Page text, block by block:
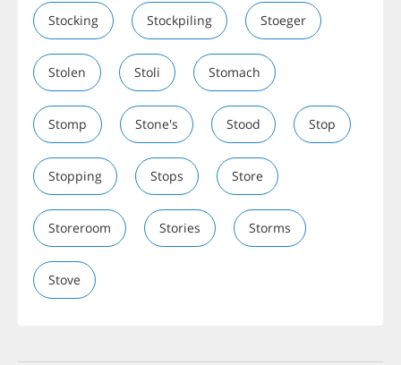
Stocking Stockpiling Stoeger
Stolen Stoli Stomach
Stomp Stone's Stood Stop
Stopping Stops Store
Storeroom Stories Storms
Stove